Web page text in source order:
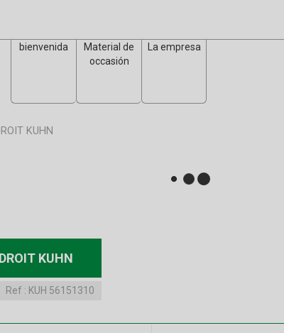
bienvenida
Material de
occasión
La empresa
KUHN
KUHN
Ref : KUH 56151310